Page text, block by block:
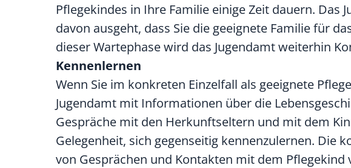
Pflegekindes in Ihre Familie einige Zeit dauern. Das
davon ausgeht, dass Sie die geeignete Familie für
dieser Wartephase wird das Jugendamt weiterhin
Kennenlernen
Wenn Sie im konkreten Einzelfall als geeignete
Jugendamt mit Informationen über die
Gespräche mit den Herkunftseltern und mit dem
Gelegenheit, sich gegenseitig kennenzulernen. Die
von Gesprächen und Kontakten mit dem